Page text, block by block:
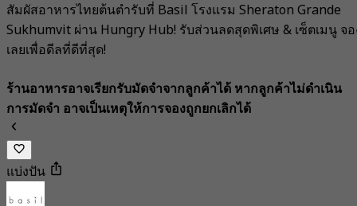
สัมผัสอาหารไทยต้นตำรับที่ Basil โรงแรม Sheraton Grande
Sukhumvit ผ่าน Hungry Hub! รับส่วนลดสุดพิเศษ & เซ็ตเมนู จ
เลยเพื่อดีลที่ดีที่สุด!
ร้านอาหารอาจเรียกรับมัดจำจากลูกค้าได้ หากลูกค้าไม่ดำเนิน
การมัดจำ อาจเป็นเหตุให้การจองถูกยกเลิกได้
แบ่งปัน